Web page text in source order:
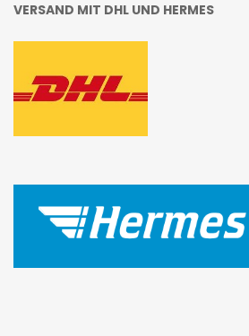
VERSAND MIT DHL UND HERMES